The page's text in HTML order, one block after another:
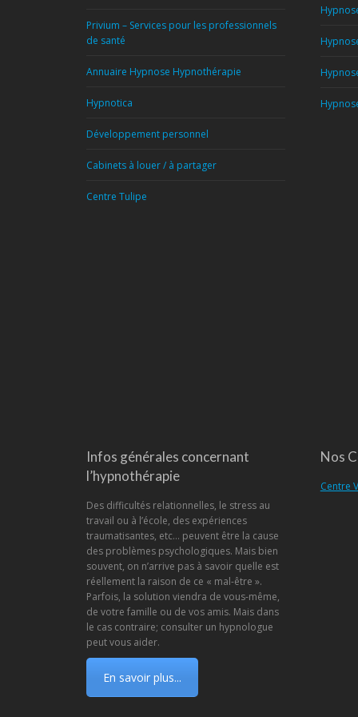
Privium – Services pour les professionnels
de santé
Annuaire Hypnose Hypnothérapie
Hypnotica
Développement personnel
Cabinets à louer / à partager
Centre Tulipe
Infos générales concernant
l’hypnothérapie
Des difficultés relationnelles, le stress au
travail ou à l’école, des expériences
traumatisantes, etc… peuvent être la cause
des problèmes psychologiques. Mais bien
souvent, on n’arrive pas à savoir quelle est
réellement la raison de ce « mal-être ».
Parfois, la solution viendra de vous-même,
de votre famille ou de vos amis. Mais dans
le cas contraire; consulter un hypnologue
peut vous aider.
En savoir plus...
Nos
Centre